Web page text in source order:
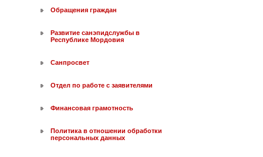
Обращения граждан
Развитие санэпидслужбы в
Республике Мордовия
Санпросвет
Отдел по работе с заявителями
Финансовая грамотность
Политика в отношении обработки
персональных данных